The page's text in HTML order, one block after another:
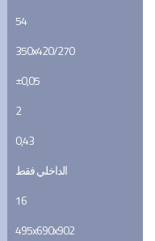
54
350x420/270
±0,05
2
0,43
الداخلي فقط
16
495x690x902